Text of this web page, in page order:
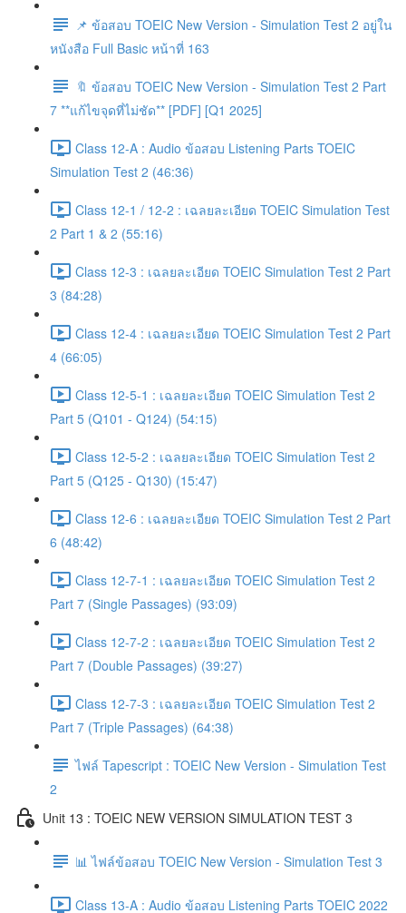
📌 ข้อสอบ TOEIC New Version - Simulation Test 2 อยู่ใน
หนังสือ Full Basic หน้าที่ 163
🔖 ข้อสอบ TOEIC New Version - Simulation Test 2 Part
7 **แก้ไขจุดที่ไม่ชัด** [PDF] [Q1 2025]
Class 12-A : Audio ข้อสอบ Listening Parts TOEIC
Simulation Test 2 (46:36)
Class 12-1 / 12-2 : เฉลยละเอียด TOEIC Simulation Test
2 Part 1 & 2 (55:16)
Class 12-3 : เฉลยละเอียด TOEIC Simulation Test 2 Part
3 (84:28)
Class 12-4 : เฉลยละเอียด TOEIC Simulation Test 2 Part
4 (66:05)
Class 12-5-1 : เฉลยละเอียด TOEIC Simulation Test 2
Part 5 (Q101 - Q124) (54:15)
Class 12-5-2 : เฉลยละเอียด TOEIC Simulation Test 2
Part 5 (Q125 - Q130) (15:47)
Class 12-6 : เฉลยละเอียด TOEIC Simulation Test 2 Part
6 (48:42)
Class 12-7-1 : เฉลยละเอียด TOEIC Simulation Test 2
Part 7 (Single Passages) (93:09)
Class 12-7-2 : เฉลยละเอียด TOEIC Simulation Test 2
Part 7 (Double Passages) (39:27)
Class 12-7-3 : เฉลยละเอียด TOEIC Simulation Test 2
Part 7 (Triple Passages) (64:38)
ไฟล์ Tapescript : TOEIC New Version - Simulation Test
2
Unit 13 : TOEIC NEW VERSION SIMULATION TEST 3
📊 ไฟล์ข้อสอบ TOEIC New Version - Simulation Test 3
Class 13-A : Audio ข้อสอบ Listening Parts TOEIC 2022